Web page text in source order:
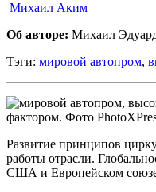
Михаил Аким
Об авторе: Михаил
Тэги: мировой автопром,
фактором. Фото
Развитие принципов
работы отрасли.
США и Европейском